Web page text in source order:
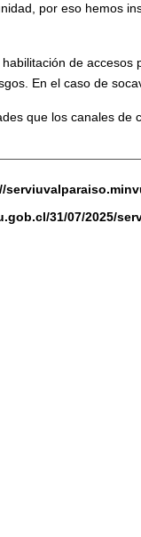
por eso hemos
de
En el caso de
que los canales
31/07/2025/